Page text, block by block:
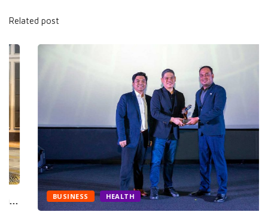
Related post
BUSINESS HEALTH